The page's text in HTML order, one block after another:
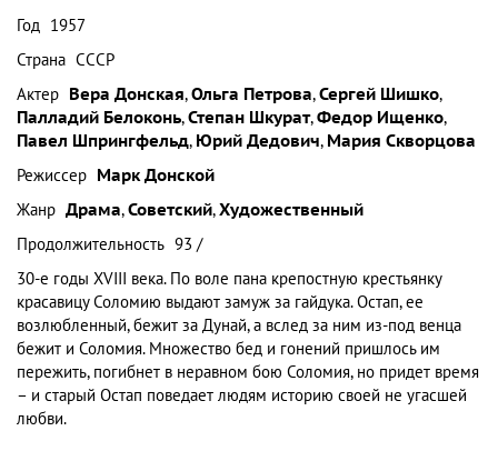
Год 1957
Страна СССР
Актер Вера Донская,Ольга Петрова,Сергей Шишко,
Палладий Белоконь,Степан Шкурат,Федор Ищенко,
Павел Шпрингфельд, Юрий Дедович, Мария Скворцова
Режиссер Марк Донской
Жанр Драма,Советский,Художественный
Продолжительность 93 /
30-е годы XVIII века. По воле пана крепостную крестьянку
красавицу Соломию выдают замуж за гайдука. Остап, ее
возлюбленный, бежит за Дунай, а вслед за ним из-под венца
бежит и Соломия. Множество бед и гонений пришлось им
пережить, погибнет в неравном бою Соломия, но придет время
– и старый Остап поведает людям историю своей не угасшей
любви.